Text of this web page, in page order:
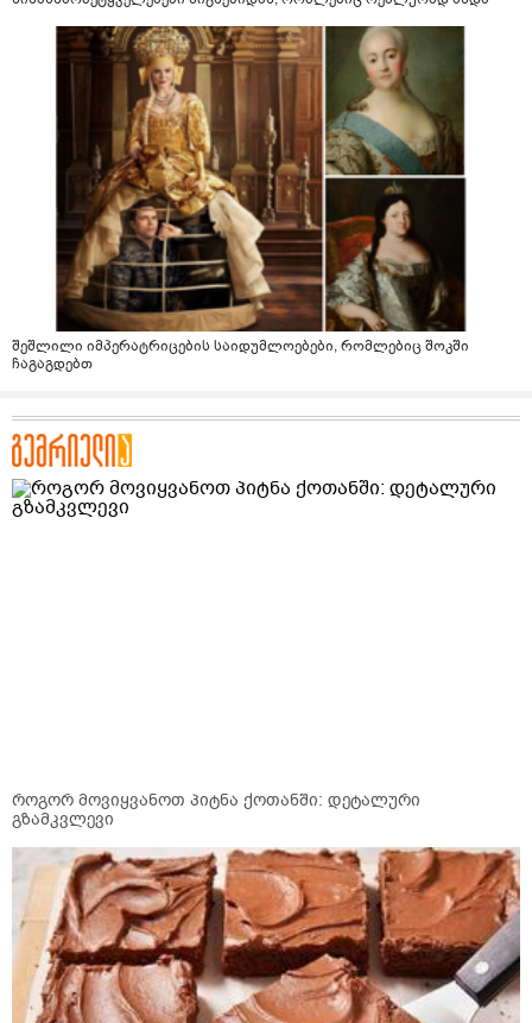
შეშლილი იმპერატრიცების საიდუმლოებები, რომლებიც შოკში
ჩაგაგდებთ
როგორ მოვიყვანოთ პიტნა ქოთანში: დეტალური
გზამკვლევი